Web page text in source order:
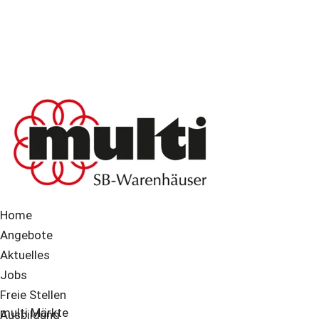
Home
Angebote
Aktuelles
Jobs
Freie Stellen
Ausbildung
multi Märkte